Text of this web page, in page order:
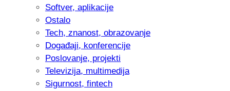
Softver, aplikacije
Ostalo
Tech, znanost, obrazovanje
Događaji, konferencije
Poslovanje, projekti
Televizija, multimedija
Sigurnost, fintech